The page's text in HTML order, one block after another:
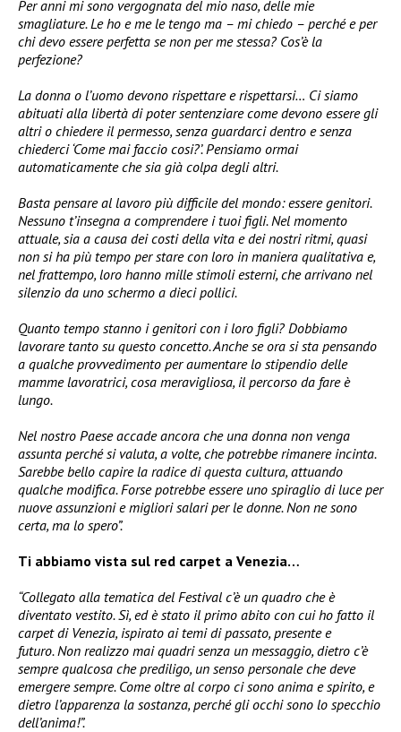
Per anni mi sono vergognata del mio naso, delle mie
smagliature. Le ho e me le tengo ma – mi chiedo – perché e per
chi devo essere perfetta se non per me stessa? Cos’è la
perfezione?
La donna o l’uomo devono rispettare e rispettarsi… Ci siamo
abituati alla libertà di poter sentenziare come devono essere gli
altri o chiedere il permesso, senza guardarci dentro e senza
chiederci ‘Come mai faccio cosi?’. Pensiamo ormai
automaticamente che sia già colpa degli altri.
Basta pensare al lavoro più difficile del mondo: essere genitori.
Nessuno t’insegna a comprendere i tuoi figli. Nel momento
attuale, sia a causa dei costi della vita e dei nostri ritmi, quasi
non si ha più tempo per stare con loro in maniera qualitativa e,
nel frattempo, loro hanno mille stimoli esterni, che arrivano nel
silenzio da uno schermo a dieci pollici.
Quanto tempo stanno i genitori con i loro figli? Dobbiamo
lavorare tanto su questo concetto. Anche se ora si sta pensando
a qualche provvedimento per aumentare lo stipendio delle
mamme lavoratrici, cosa meravigliosa, il percorso da fare è
lungo.
Nel nostro Paese accade ancora che una donna non venga
assunta perché si valuta, a volte, che potrebbe rimanere incinta.
Sarebbe bello capire la radice di questa cultura, attuando
qualche modifica. Forse potrebbe essere uno spiraglio di luce per
nuove assunzioni e migliori salari per le donne. Non ne sono
certa, ma lo spero”.
Ti abbiamo vista sul red carpet a Venezia…
“Collegato alla tematica del Festival c’è un quadro che è
diventato vestito. Sì, ed è stato il primo abito con cui ho fatto il
carpet di Venezia, ispirato ai temi di passato, presente e
futuro. Non realizzo mai quadri senza un messaggio, dietro c’è
sempre qualcosa che prediligo, un senso personale che deve
emergere sempre. Come oltre al corpo ci sono anima e spirito, e
dietro l’apparenza la sostanza, perché gli occhi sono lo specchio
dell’anima!”.